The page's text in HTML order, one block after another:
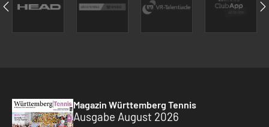
Magazin Württemberg Tennis
Ausgabe August 2026